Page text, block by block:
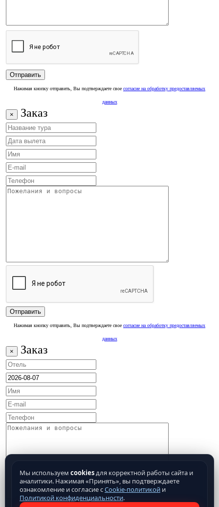
Нажимая кнопку отправить, Вы подтверждаете свое согласие на обработку предоставляемых
данных
× Заказ
Нажимая кнопку отправить, Вы подтверждаете свое согласие на обработку предоставляемых
данных
× Заказ
Мы используем cookiesдля корректной работы сайта и
аналитики. Нажимая «Принять», вы подтверждаете
ознакомление и согласие сCookie-политикой и
Политикой конфиденциальности.